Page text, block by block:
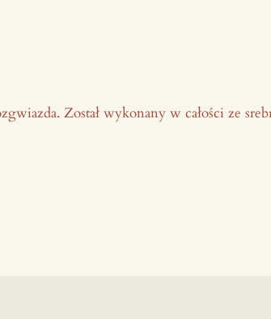
Został wykonany w całości ze